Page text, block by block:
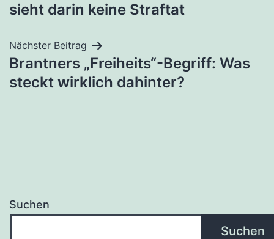
sieht darin keine Straftat
Nächster Beitrag
Brantners „Freiheits“-Begriff: Was
steckt wirklich dahinter?
Suchen
Suchen